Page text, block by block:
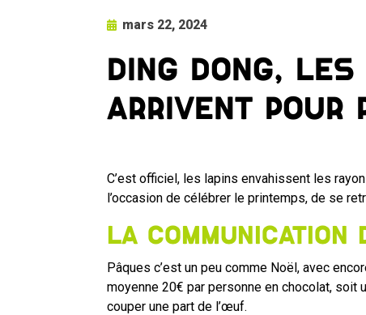
mars 22, 2024
Ding Dong,
arrivent pour
C’est officiel, les lapins envahissent les
l’occasion de célébrer le printemps, de se
La communication
Pâques c’est un peu comme Noël, avec
moyenne 20€ par personne en chocolat, soit
couper une part de l’œuf.